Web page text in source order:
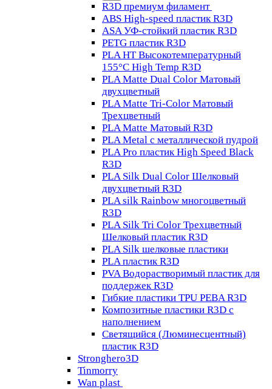
R3D премиум филамент
ABS High-speed пластик R3D
ASA УФ-стойкий пластик R3D
PETG пластик R3D
PLA HT Высокотемпературный
155°C High Temp R3D
PLA Matte Dual Color Матовый
двухцветный
PLA Matte Tri-Color Матовый
Трехцветный
PLA Matte Матовый R3D
PLA Metal с металлической пудрой
PLA Pro пластик High Speed Black
R3D
PLA Silk Dual Color Шелковый
двухцветный R3D
PLA silk Rainbow многоцветный
R3D
PLA Silk Tri Color Трехцветный
Шелковый пластик R3D
PLA Silk шелковые пластики
PLA пластик R3D
PVA Водорастворимый пластик для
поддержек R3D
Гибкие пластики TPU PEBA R3D
Композитные пластики R3D с
наполнением
Светящийся (Люминесцентный)
пластик R3D
Stronghero3D
Tinmorry
Wan plast